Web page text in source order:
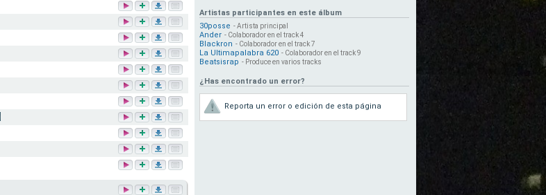
Artistas participantes en este álbum
30posse - Artista principal
Ander - Colaborador en el track 4
Blackron - Colaborador en el track 7
La Ultimapalabra 620 - Colaborador en el track 9
Beatsisrap - Produce en varios tracks
¿Has encontrado un error?
Reporta un error o edición de esta página